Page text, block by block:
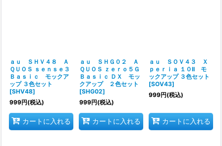
ａｕ ＳＨＶ４８ Ａ
ＱＵＯＳ ｓｅｎｓｅ３
Ｂａｓｉｃ モックア
ップ ３色セット
[SHV48]
999円(税込)
カートに入れる
ａｕ ＳＨＧ０２ Ａ
ＱＵＯＳ ｚｅｒｏ５Ｇ
Ｂａｓｉｃ ＤＸ モッ
クアップ ２色セット
[SHG02]
999円(税込)
カートに入れる
ａｕ ＳＯＶ４３ Ｘ
ｐｅｒｉａ １０II モ
ックアップ ３色セット
[SOV43]
999円(税込)
カートに入れる